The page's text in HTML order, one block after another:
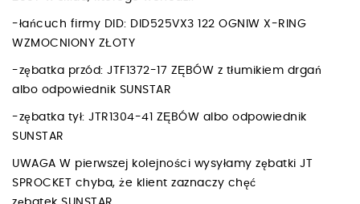
-łańcuch firmy DID: DID525VX3 122 OGNIW X-RING
WZMOCNIONY ZŁOTY
-zębatka przód: JTF1372-17 ZĘBÓW z tłumikiem drgań
albo odpowiednik SUNSTAR
-zębatka tył: JTR1304-41 ZĘBÓW albo odpowiednik
SUNSTAR
UWAGA W pierwszej kolejności wysyłamy zębatki JT
SPROCKET chyba, że klient zaznaczy chęć